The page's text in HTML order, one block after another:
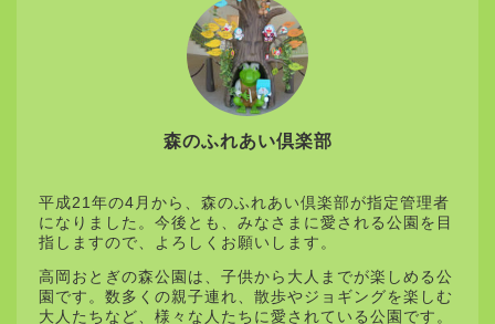
森のふれあい倶楽部
平成21年の4月から、森のふれあい倶楽部が指定管理者
になりました。今後とも、みなさまに愛される公園を目
指しますので、よろしくお願いします。
高岡おとぎの森公園は、子供から大人までが楽しめる公
園です。数多くの親子連れ、散歩やジョギングを楽しむ
大人たちなど、様々な人たちに愛されている公園です。